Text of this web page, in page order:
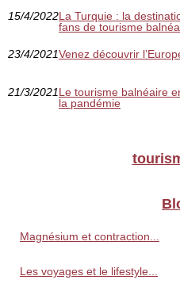
15/4/2022La Turquie : la
fans de tourisme
23/4/2021Venez découvrir
21/3/2021Le tourisme balnéaire
la pandémie
Magnésium et contraction...
Les voyages et le lifestyle...